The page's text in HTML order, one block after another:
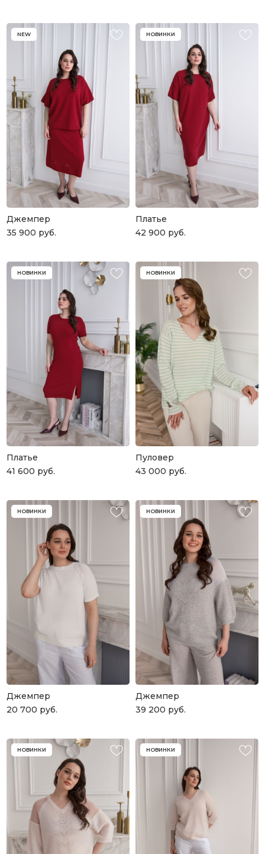
NEW
Джемпер
35 900 руб.
НОВИНКИ
Платье
42 900 руб.
НОВИНКИ
Платье
41 600 руб.
НОВИНКИ
Пуловер
43 000 руб.
НОВИНКИ
Джемпер
20 700 руб.
НОВИНКИ
Джемпер
39 200 руб.
НОВИНКИ НОВИНКИ
ПОДАРОЧНАЯ КАРТА
Что может быть лучше подарка,
сделанного с любовью, теплом
и рассчитанного на долгие годы?
КУПИТЬ КАРТУ